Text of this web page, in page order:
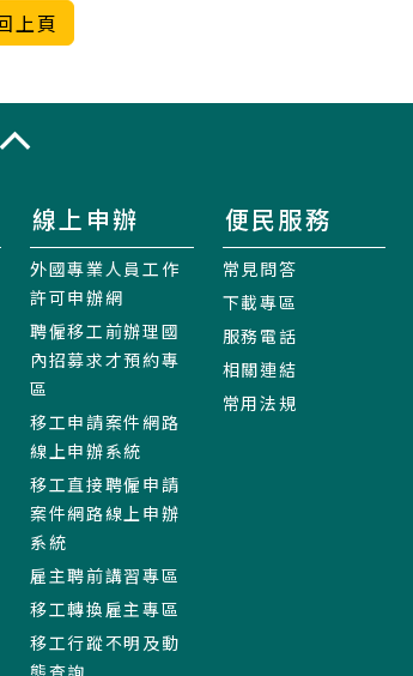
線上申辦
外國專業人員工作
許可申辦網
聘僱移工前辦理國
內招募求才預約專
區
移工申請案件網路
線上申辦系統
移工直接聘僱申請
案件網路線上申辦
系統
雇主聘前講習專區
移工轉換雇主專區
移工行蹤不明及動
便民服務
常見問答
下載專區
服務電話
相關連結
常用法規